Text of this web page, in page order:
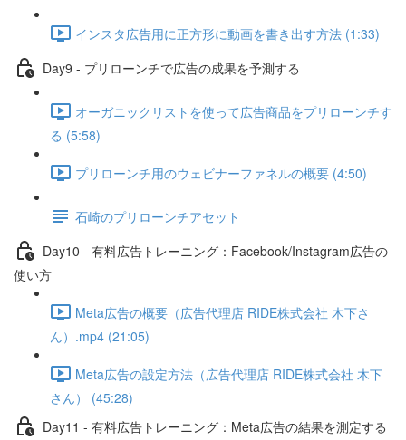
インスタ広告用に正方形に動画を書き出す方法 (1:33)
Day9 - プリローンチで広告の成果を予測する
オーガニックリストを使って広告商品をプリローンチす
る (5:58)
プリローンチ用のウェビナーファネルの概要 (4:50)
石崎のプリローンチアセット
Day10 - 有料広告トレーニング：Facebook/Instagram広告の
使い方
Meta広告の概要（広告代理店 RIDE株式会社 木下さ
ん）.mp4 (21:05)
Meta広告の設定方法（広告代理店 RIDE株式会社 木下
さん） (45:28)
Day11 - 有料広告トレーニング：Meta広告の結果を測定する